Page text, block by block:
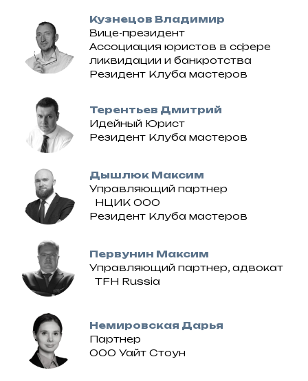
Кузнецов Владимир
Вице-президент
Ассоциация юристов в сфере
ликвидации и банкротства
Резидент Клуба мастеров
Терентьев Дмитрий
Идейный Юрист
Резидент Клуба мастеров
Дышлюк Максим
Управляющий партнер
НЦИК ООО
Резидент Клуба мастеров
Первунин Максим
Управляющий партнер, адвокат
TFH Russia
Немировская Дарья
Партнер
ООО Уайт Стоун